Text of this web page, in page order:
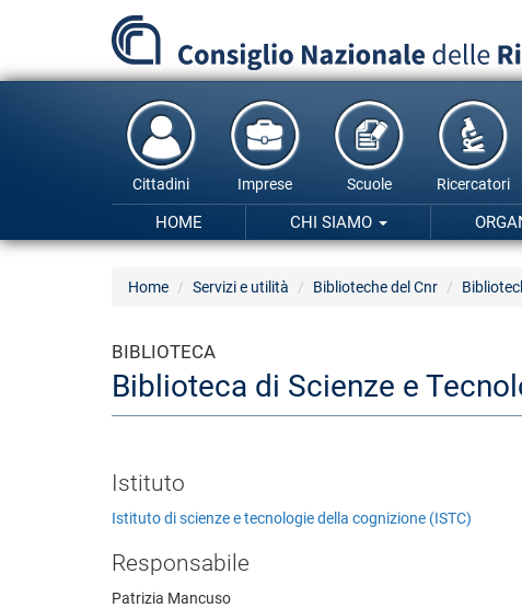
principale
Cittadini Imprese Scuole Ricercatori
HOME CHI SIAMO
Home Servizi e utilità Biblioteche del Cnr
BIBLIOTECA
Biblioteca di Scienze e
Istituto
Istituto di scienze e tecnologie della cognizione (ISTC)
Responsabile
Patrizia Mancuso